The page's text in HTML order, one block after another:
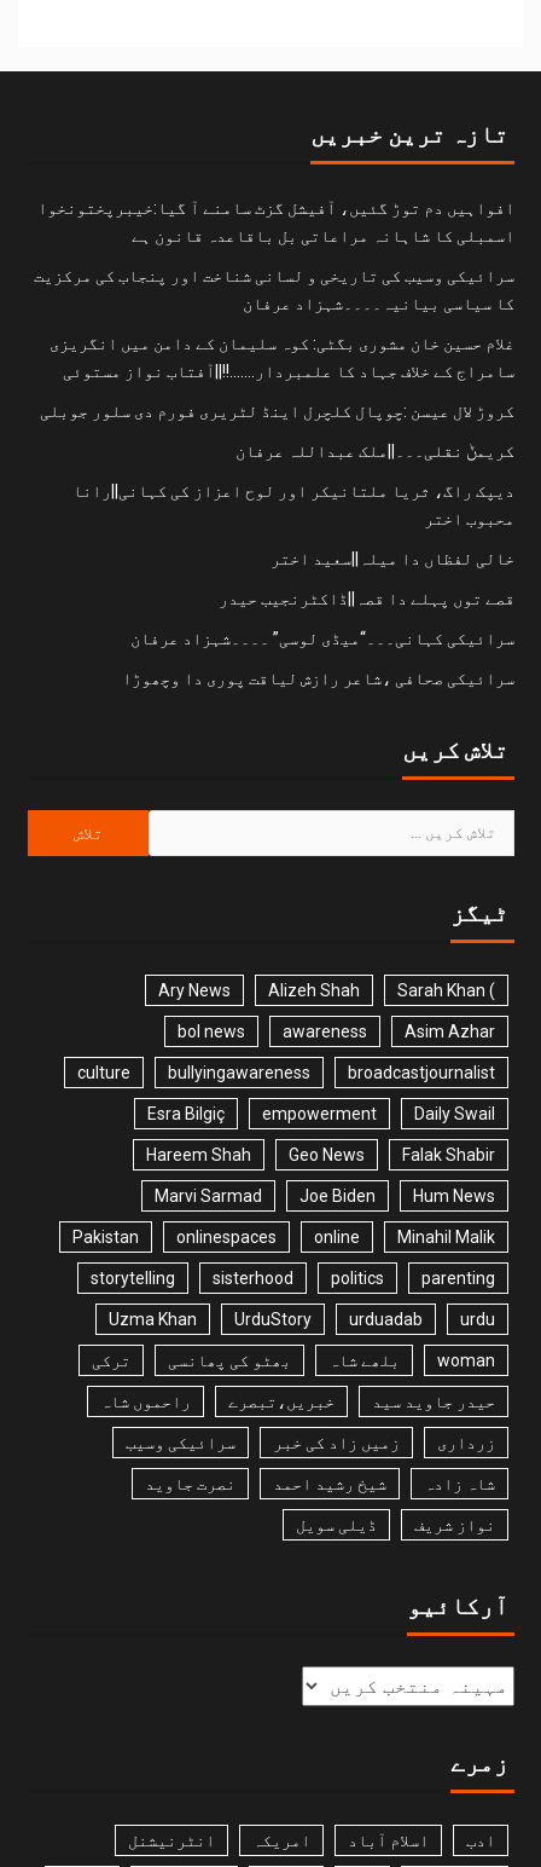
تازہ ترین خبریں
افواہیں دم توڑ گئیں، آفیشل گزٹ سامنے آ گیا:خیبرپختونخوا
اسمبلی کا شاہانہ مراعاتی بل باقاعدہ قانون ہے
سرائیکی وسیب کی تاریخی و لسانی شناخت اور پنجاب کی مرکزیت
کا سیاسی بیانیہ۔۔۔۔شہزاد عرفان
غلام حسین خان مشوری بگٹی: کوہ سلیمان کے دامن میں انگریزی
سامراج کے خلاف جہاد کا علمبردار…….!!||آفتاب نواز مستوئی
کروڑ لال عیسن :چوپال کلچرل اینڈ لٹریری فورم دی سلور جوبلی
کریمݨ نقلی۔۔۔||ملک عبداللہ عرفان
دیپک راگ، ثریا ملتانیکر اور لوح اعزاز کی کہانی||رانا
محبوب اختر
خالی لفظاں دا میلہ||سعید اختر
قصے توں پہلے دا قصہ||ڈاکٹرنجیب حیدر
سرائیکی کہانی۔۔۔“میڈی لوسی” ۔۔۔۔شہزاد عرفان
سرائیکی صحافی ،شاعر رازش لیاقت پوری دا وچھوڑا
تلاش کریں
ٹیگز
) Sarah Khan
Alizeh Shah
Ary News
Asim Azhar
awareness
bol news
broadcastjournalist
bullyingawareness
culture
Daily Swail
empowerment
Esra Bilgiç
Falak Shabir
Geo News
Hareem Shah
Hum News
Joe Biden
Marvi Sarmad
Minahil Malik
online
onlinespaces
Pakistan
parenting
politics
sisterhood
storytelling
urdu
urduadab
UrduStory
Uzma Khan
woman بلھے شاہ بھٹو کی پھانسی ترکی
حیدر جاوید سید خبریں،تبصرے راحموں شاہ
زرداری زمیں زاد کی خبر سرائیکی وسیب
شاہ زادہ شیخ رشید احمد نصرت جاوید
نواز شریف ڈیلی سویل
آرکائیو
زمرے
ادب اسلام آباد امریکہ انٹرنیشنل